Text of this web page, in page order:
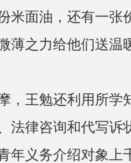
米面油，还有一张
薄之力给他们送温
王勉还利用所学
法律咨询和代写诉
年义务介绍对象上